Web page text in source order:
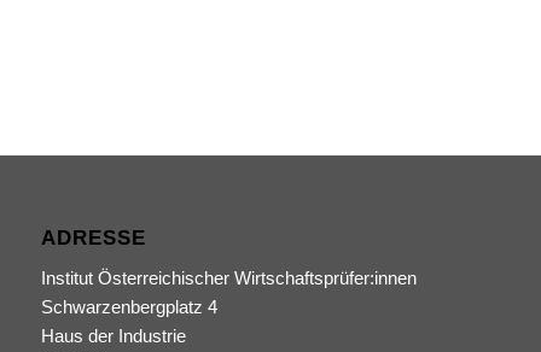
ADRESSE
Institut Österreichischer Wirtschaftsprüfer:innen
Schwarzenbergplatz 4
Haus der Industrie